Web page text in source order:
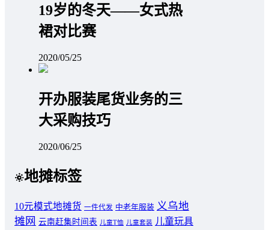
19岁的冬天——女式热
裙对比赛
2020/05/25
开办服装尾货业务的三
大采购技巧
2020/06/25
地摊标签
10元模式地摊货 一件代发 中老年服装 义乌地
摊网 云南赶集时间表 儿童T恤 儿童套装 儿童玩具